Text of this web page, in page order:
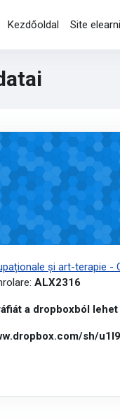
Kezdőoldal
Site
ocupaționale și
și art-terapie -
ALX2316
a dropboxból
sh/